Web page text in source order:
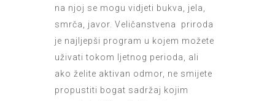
na njoj se mogu vidjeti bukva, jela,
smrča, javor. Veličanstvena priroda
je najljepši program u kojem možete
uživati tokom ljetnog perioda, ali
ako želite aktivan odmor, ne smijete
propustiti bogat sadržaj kojim